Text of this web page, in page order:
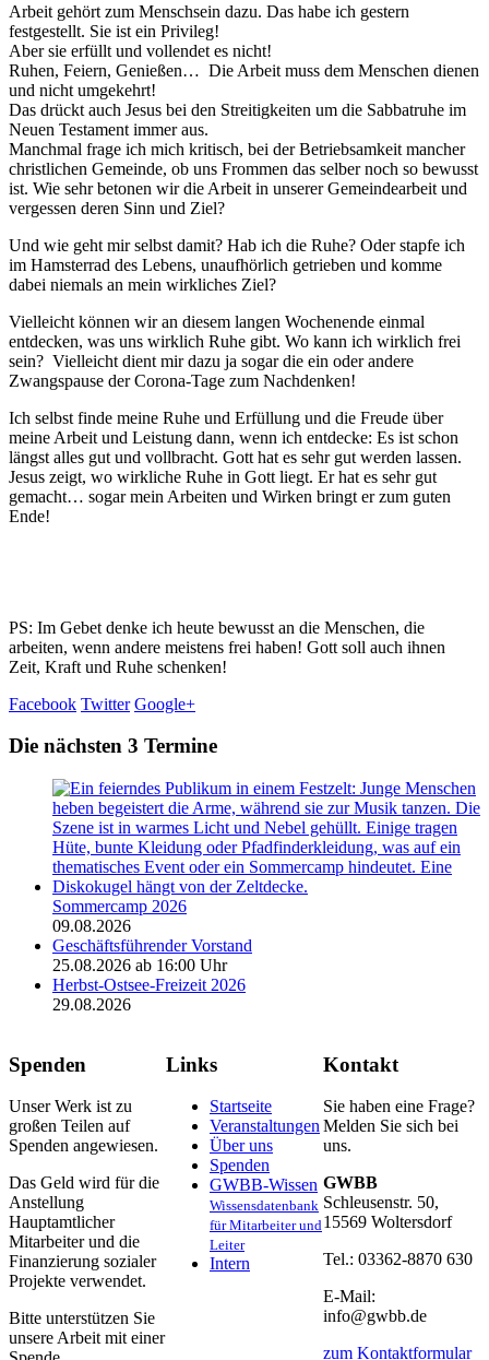
Arbeit gehört zum Menschsein dazu. Das habe ich gestern
festgestellt. Sie ist ein Privileg!
Aber sie erfüllt und vollendet es nicht!
Ruhen, Feiern, Genießen… Die Arbeit muss dem Menschen dienen
und nicht umgekehrt!
Das drückt auch Jesus bei den Streitigkeiten um die Sabbatruhe im
Neuen Testament immer aus.
Manchmal frage ich mich kritisch, bei der Betriebsamkeit mancher
christlichen Gemeinde, ob uns Frommen das selber noch so bewusst
ist. Wie sehr betonen wir die Arbeit in unserer Gemeindearbeit und
vergessen deren Sinn und Ziel?
Und wie geht mir selbst damit? Hab ich die Ruhe? Oder stapfe ich
im Hamsterrad des Lebens, unaufhörlich getrieben und komme
dabei niemals an mein wirkliches Ziel?
Vielleicht können wir an diesem langen Wochenende einmal
entdecken, was uns wirklich Ruhe gibt. Wo kann ich wirklich frei
sein? Vielleicht dient mir dazu ja sogar die ein oder andere
Zwangspause der Corona-Tage zum Nachdenken!
Ich selbst finde meine Ruhe und Erfüllung und die Freude über
meine Arbeit und Leistung dann, wenn ich entdecke: Es ist schon
längst alles gut und vollbracht. Gott hat es sehr gut werden lassen.
Jesus zeigt, wo wirkliche Ruhe in Gott liegt. Er hat es sehr gut
gemacht… sogar mein Arbeiten und Wirken bringt er zum guten
Ende!
PS: Im Gebet denke ich heute bewusst an die Menschen, die
arbeiten, wenn andere meistens frei haben! Gott soll auch ihnen
Zeit, Kraft und Ruhe schenken!
Facebook Twitter Google+
Die nächsten 3 Termine
Sommercamp 2026
09.08.2026
Geschäftsführender Vorstand
25.08.2026 ab 16:00 Uhr
Herbst-Ostsee-Freizeit 2026
29.08.2026
Spenden
Unser Werk ist zu
großen Teilen auf
Spenden angewiesen.
Das Geld wird für die
Anstellung
Hauptamtlicher
Mitarbeiter und die
Finanzierung sozialer
Projekte verwendet.
Bitte unterstützen Sie
unsere Arbeit mit einer
Links
Startseite
Veranstaltungen
Über uns
Spenden
GWBB-Wissen
Wissensdatenbank
für Mitarbeiter und
Leiter
Intern
Kontakt
Sie haben eine Frage?
Melden Sie sich bei
uns.
GWBB
Schleusenstr. 50,
15569 Woltersdorf
Tel.: 03362-8870 630
E-Mail:
info@gwbb.de
zum Kontaktformular